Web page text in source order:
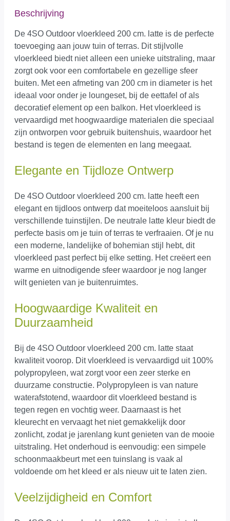
Beschrijving
De 4SO Outdoor vloerkleed 200 cm. latte is de perfecte
toevoeging aan jouw tuin of terras. Dit stijlvolle
vloerkleed biedt niet alleen een unieke uitstraling, maar
zorgt ook voor een comfortabele en gezellige sfeer
buiten. Met een afmeting van 200 cm in diameter is het
ideaal voor onder je loungeset, bij de eettafel of als
decoratief element op een balkon. Het vloerkleed is
vervaardigd met hoogwaardige materialen die speciaal
zijn ontworpen voor gebruik buitenshuis, waardoor het
bestand is tegen de elementen en lang meegaat.
Elegante en Tijdloze Ontwerp
De 4SO Outdoor vloerkleed 200 cm. latte heeft een
elegant en tijdloos ontwerp dat moeiteloos aansluit bij
verschillende tuinstijlen. De neutrale latte kleur biedt de
perfecte basis om je tuin of terras te verfraaien. Of je nu
een moderne, landelijke of bohemian stijl hebt, dit
vloerkleed past perfect bij elke setting. Het creëert een
warme en uitnodigende sfeer waardoor je nog langer
wilt genieten van je buitenruimtes.
Hoogwaardige Kwaliteit en
Duurzaamheid
Bij de 4SO Outdoor vloerkleed 200 cm. latte staat
kwaliteit voorop. Dit vloerkleed is vervaardigd uit 100%
polypropyleen, wat zorgt voor een zeer sterke en
duurzame constructie. Polypropyleen is van nature
waterafstotend, waardoor dit vloerkleed bestand is
tegen regen en vochtig weer. Daarnaast is het
kleurecht en vervaagt het niet gemakkelijk door
zonlicht, zodat je jarenlang kunt genieten van de mooie
uitstraling. Het onderhoud is eenvoudig: een simpele
schoonmaakbeurt met een tuinslang is vaak al
voldoende om het kleed er als nieuw uit te laten zien.
Veelzijdigheid en Comfort